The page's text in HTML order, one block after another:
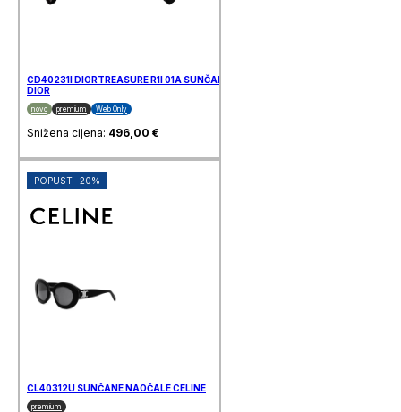
CD40231I DIORTREASURE R1I 01A SUNČANE NAOČALE
DIOR
novo premium Web Only
Snižena cijena: 496,00 €
POPUST -20%
CL40312U SUNČANE NAOČALE CELINE
premium